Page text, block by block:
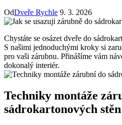
OdDveře Rychle 9. 3. 2026
Chystáte se osázet dveře do
S našimi jednoduchými kroky si
pro vaši zárubnu. Přinášíme vám
dokonalý interiér.
Techniky montáže
sádrokartonových stěn